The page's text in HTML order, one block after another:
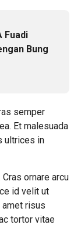
Fuadi
Bung
semper
Et malesuada
ultrices in
ornare arcu
id velit ut
risus
tortor vitae